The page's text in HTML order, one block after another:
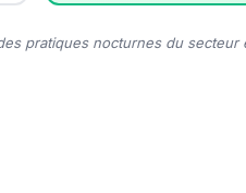
pratiques nocturnes du